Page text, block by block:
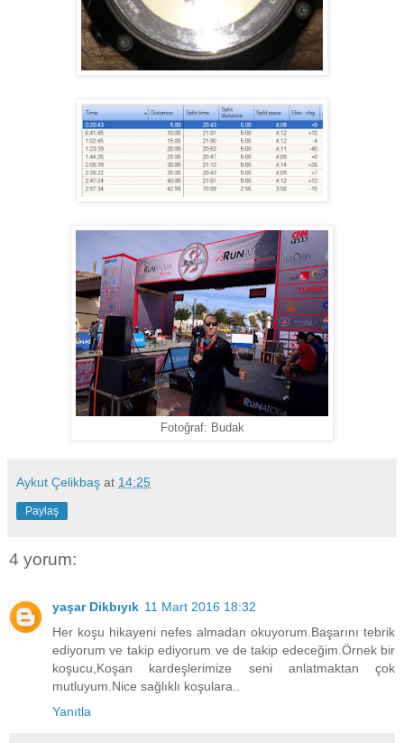
Fotoğraf: Budak
Aykut Çelikbaş at 14:25
Paylaş
4 yorum:
yaşar Dikbıyık 11 Mart 2016 18:32
Her koşu hikayeni nefes almadan okuyorum.Başarını tebrik
ediyorum ve takip ediyorum ve de takip edeceğim.Örnek bir
koşucu,Koşan kardeşlerimize seni anlatmaktan çok
mutluyum.Nice sağlıklı koşulara..
Yanıtla